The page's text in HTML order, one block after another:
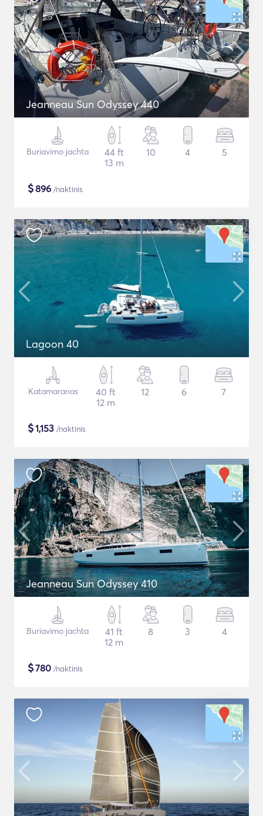
Jeanneau Sun Odyssey 440
Buriavimo jachta
44 ft
13 m
10 4 5
$896 /naktinis
Lagoon 40
Katamaranas
40 ft
12 m
12 6 7
$1,153 /naktinis
Jeanneau Sun Odyssey 410
Buriavimo jachta
41 ft
12 m
8 3 4
$780 /naktinis